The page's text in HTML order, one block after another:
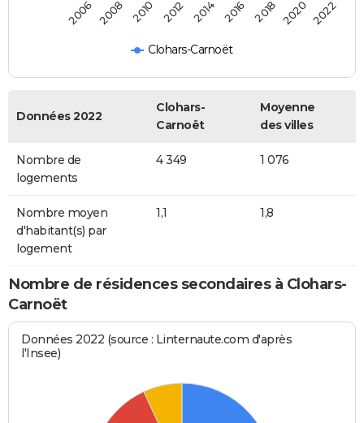
Clohars-Carnoët
2006 2008 2010 2012 2014 2016 2018 2020 2022
Données 2022
Clohars-
Carnoët
Moyenne
des villes
Nombre de
logements
4 349 1 076
Nombre moyen
d'habitant(s) par
logement
1,1 1,8
Nombre de résidences secondaires à Clohars-
Carnoët
Données 2022 (source : Linternaute.com d'après
l'Insee)